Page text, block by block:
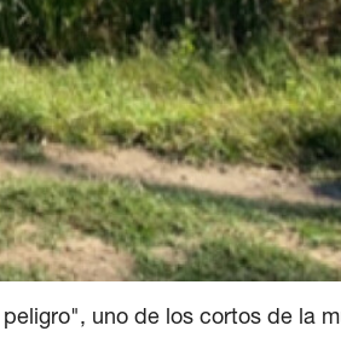
uno de los cortos de la